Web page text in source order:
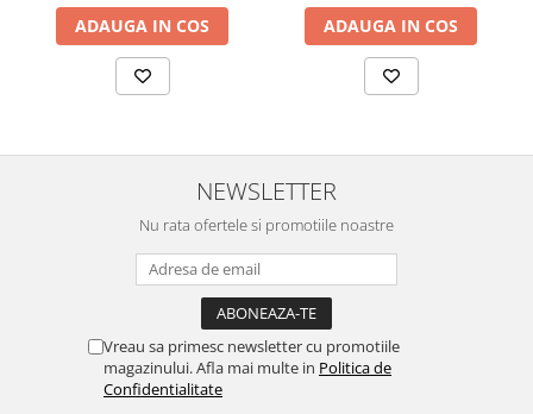
ADAUGA IN COS ADAUGA IN COS
NEWSLETTER
Nu rata ofertele si promotiile noastre
Vreau sa primesc newsletter cu promotiile
magazinului. Afla mai multe in Politica de
Confidentialitate